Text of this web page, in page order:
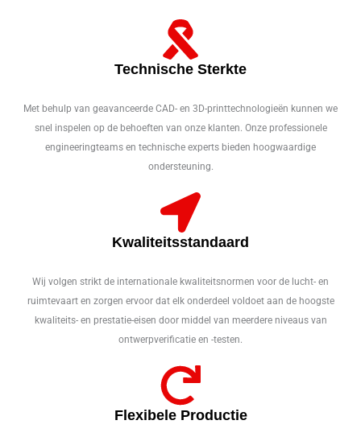
Technische Sterkte
Met behulp van geavanceerde CAD- en 3D-printtechnologieën kunnen we
snel inspelen op de behoeften van onze klanten. Onze professionele
engineeringteams en technische experts bieden hoogwaardige
ondersteuning.
Kwaliteitsstandaard
Wij volgen strikt de internationale kwaliteitsnormen voor de lucht- en
ruimtevaart en zorgen ervoor dat elk onderdeel voldoet aan de hoogste
kwaliteits- en prestatie-eisen door middel van meerdere niveaus van
ontwerpverificatie en -testen.
Flexibele Productie